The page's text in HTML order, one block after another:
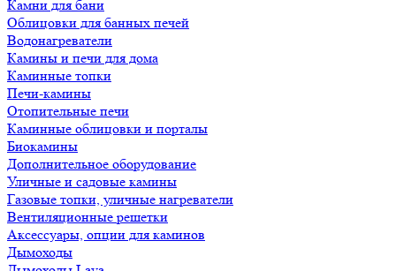
Камни для бани
Облицовки для банных печей
Водонагреватели
Камины и печи для дома
Каминные топки
Печи-камины
Отопительные печи
Каминные облицовки и порталы
Биокамины
Дополнительное оборудование
Уличные и садовые камины
Газовые топки, уличные нагреватели
Вентиляционные решетки
Аксессуары, опции для каминов
Дымоходы